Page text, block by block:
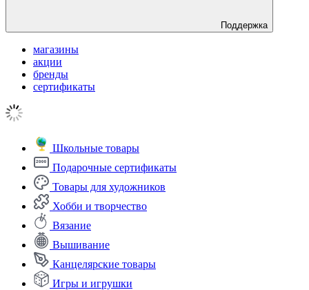
Поддержка
магазины
акции
бренды
сертификаты
Школьные товары
Подарочные сертификаты
Товары для художников
Хобби и творчество
Вязание
Вышивание
Канцелярские товары
Игры и игрушки